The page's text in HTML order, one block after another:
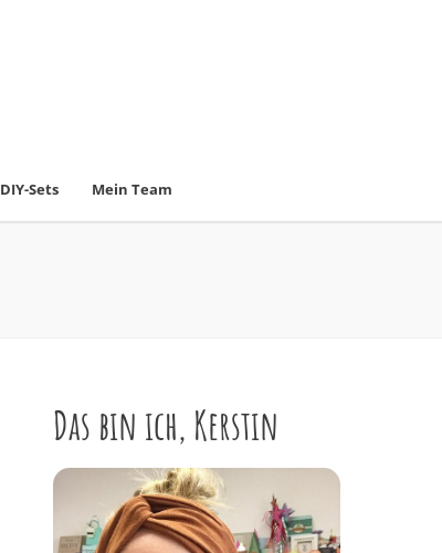
DIY-Sets Mein Team
Das bin ich, Kerstin